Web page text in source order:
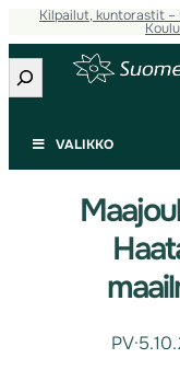
Kilpailut, kuntorastit –
Etsi
VALIKKO
PV·